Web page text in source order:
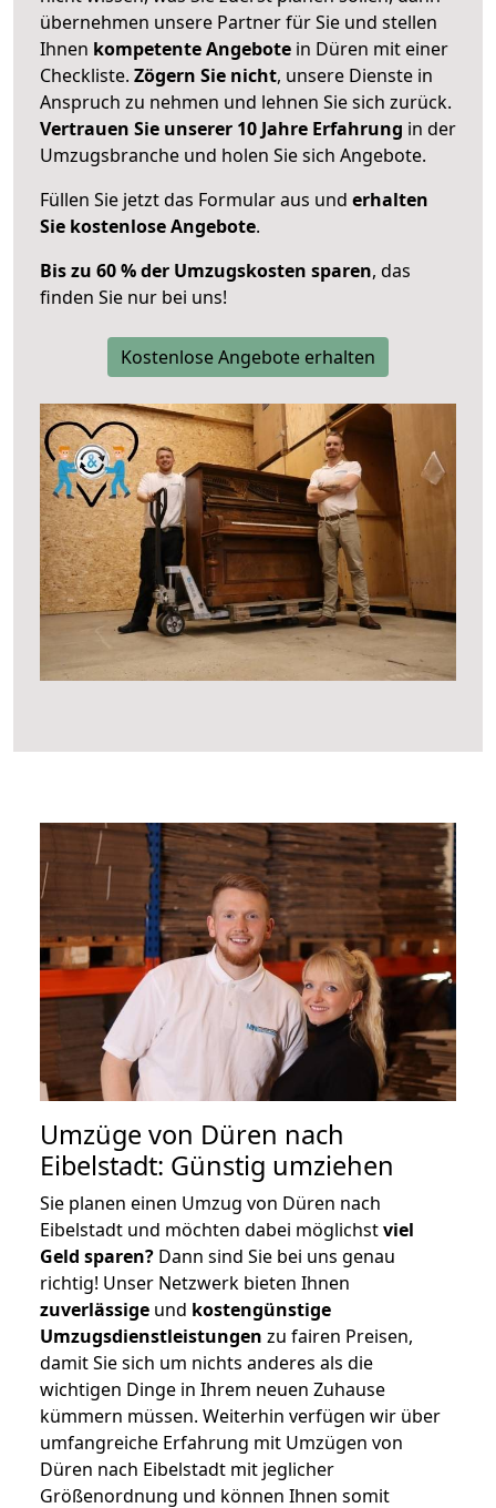
übernehmen unsere Partner für Sie und stellen
Ihnen kompetente Angebote in Düren mit einer
Checkliste. Zögern Sie nicht, unsere Dienste in
Anspruch zu nehmen und lehnen Sie sich zurück.
Vertrauen Sie unserer 10 Jahre Erfahrung in der
Umzugsbranche und holen Sie sich Angebote.
Füllen Sie jetzt das Formular aus und erhalten
Sie kostenlose Angebote.
Bis zu 60 % der Umzugskosten sparen, das
finden Sie nur bei uns!
Kostenlose Angebote erhalten
Umzüge von Düren nach
Eibelstadt: Günstig umziehen
Sie planen einen Umzug von Düren nach
Eibelstadt und möchten dabei möglichstviel
Geld sparen? Dann sind Sie bei uns genau
richtig! Unser Netzwerk bieten Ihnen
zuverlässige und kostengünstige
Umzugsdienstleistungen zu fairen Preisen,
damit Sie sich um nichts anderes als die
wichtigen Dinge in Ihrem neuen Zuhause
kümmern müssen. Weiterhin verfügen wir über
umfangreiche Erfahrung mit Umzügen von
Düren nach Eibelstadt mit jeglicher
Größenordnung und können Ihnen somit